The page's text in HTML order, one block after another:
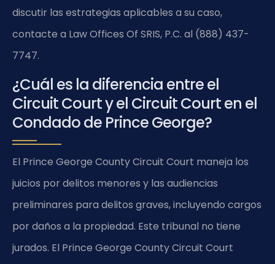
discutir las estrategias aplicables a su caso,
contacte a Law Offices Of SRIS, P.C. al (888) 437-
7747.
¿Cuál es la diferencia entre el
Circuit Court y el Circuit Court en el
Condado de Prince George?
El Prince George County Circuit Court maneja los
juicios por delitos menores y las audiencias
preliminares para delitos graves, incluyendo cargos
por daños a la propiedad. Este tribunal no tiene
jurados. El Prince George County Circuit Court